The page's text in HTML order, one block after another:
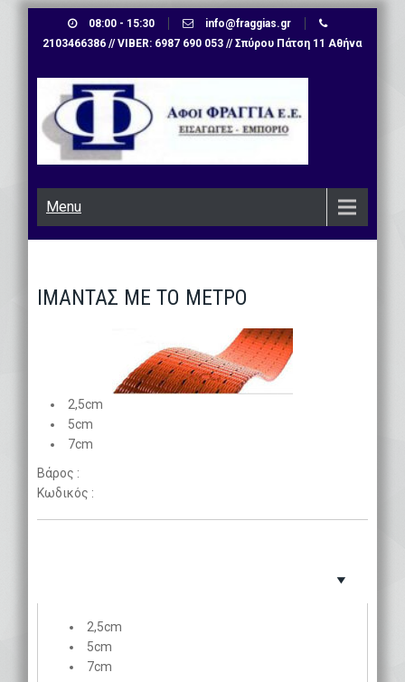
08:00 - 15:30
info@fraggias.gr
2103466386 // VIBER: 6987 690 053 // Σπύρου Πάτση 11 Αθήνα
Menu
ΙΜΑΝΤΑΣ ΜΕ ΤΟ ΜΕΤΡΟ
2,5cm
5cm
7cm
Βάρος :
Κωδικός :
2,5cm
5cm
7cm